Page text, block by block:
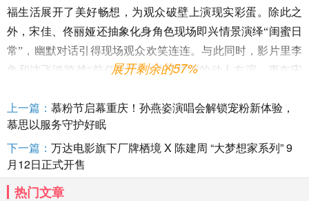
福生活展开了美好畅想，为观众破壁上演现实彩蛋。除此之
外，宋佳、佟丽娅还抽象化身角色现场即兴情景演绎“闺蜜日
常”，幽默对话引得现场观众欢笑连连。与此同时，影片里李
鱼和沈飞鸿跨越“前任”“现任”关系禁锢的动人友谊，更在宋
惺相惜，映照着“女性同盟”的温暖底色。
活中很多东西会很重，但是轻于鸿毛是我们的一个姿态，我
点明影片突破传统框架用荒诞幽默解构沉重现实的创作初
展开剩余的57%
上一篇： 慕粉节启幕重庆！孙燕姿演唱会解锁宠粉新体验，
慕思以服务守护好眠
下一篇： 万达电影旗下厂牌栖境 X 陈建周 “大梦想家系列” 9
月12日正式开售
热门文章